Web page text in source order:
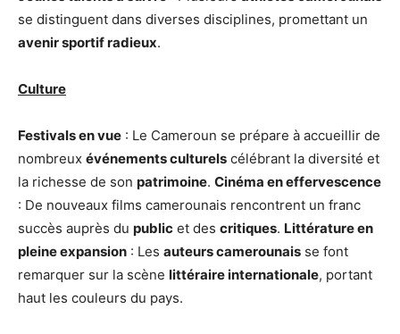
se distinguent dans diverses disciplines, promettant un
avenir sportif radieux.
Culture
Festivals en vue : Le Cameroun se prépare à accueillir de
nombreux événements culturels célébrant la diversité et
la richesse de son patrimoine. Cinéma en effervescence
: De nouveaux films camerounais rencontrent un franc
succès auprès du public et des critiques. Littérature en
pleine expansion : Les auteurs camerounais se font
remarquer sur la scène littéraire internationale, portant
haut les couleurs du pays.